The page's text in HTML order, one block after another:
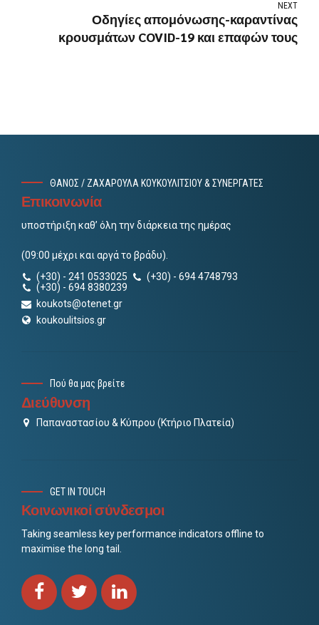
NEXT
Οδηγίες απομόνωσης-καραντίνας
κρουσμάτων COVID-19 και επαφών τους
ΘΑΝΟΣ / ΖΑΧΑΡΟΥΛΑ ΚΟΥΚΟΥΛΙΤΣΙΟΥ & ΣΥΝΕΡΓΑΤΕΣ
Επικοινωνία
υποστήριξη καθ’ όλη την διάρκεια της ημέρας
(09:00 μέχρι και αργά το βράδυ).
(+30) - 241 0533025
(+30) - 694 4748793
(+30) - 694 8380239
koukots@otenet.gr
koukoulitsios.gr
Πού θα μας βρείτε
Διεύθυνση
Παπαναστασίου & Κύπρου (Κτήριο Πλατεία)
GET IN TOUCH
Κοινωνικοί σύνδεσμοι
Taking seamless key performance indicators offline to
maximise the long tail.